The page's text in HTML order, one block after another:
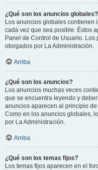
¿Qué son los anuncios globales?
Los anuncios globales contienen
cada vez que sea posible. Éstos
Panel de Control de Usuario.
otorgados por La Administración.
Arriba
¿Qué son los anuncios?
Los anuncios muchas veces
que se encuentra leyendo y
anuncios aparecen al principio
Como en los anuncios globales,
por La Administración.
Arriba
¿Qué son los temas fijos?
Los temas fijos aparecen en el